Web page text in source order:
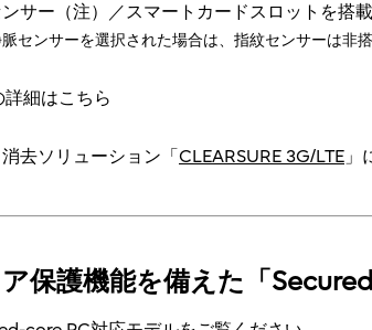
サー（注）／スマートカードスロットを搭
脈センサーを選択された場合は、指紋センサーは非
細はこちら
去ソリューション「 CLEARSURE 3G/LTE 」
保護機能を備えた「